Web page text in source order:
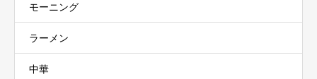
モーニング
ラーメン
中華